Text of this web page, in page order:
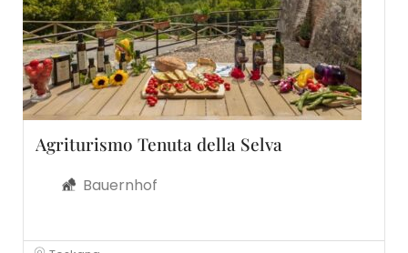
Agriturismo Tenuta della Selva
Bauernhof